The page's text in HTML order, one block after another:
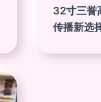
32寸三誉
传播新选